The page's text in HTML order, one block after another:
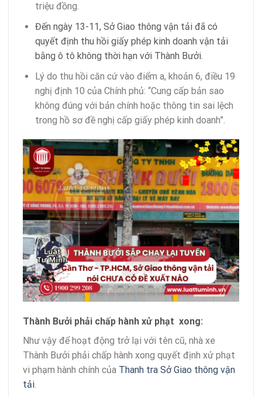
triệu đồng.
Đến ngày 13-11, Sở Giao thông vận tải đã có
quyết định thu hồi giấy phép kinh doanh vận tải
bằng ô tô không thời hạn với Thành Bưởi.
Lý do thu hồi căn cứ vào điểm a, khoản 6, điều 19
nghị định 10 của Chính phủ: “Cung cấp bản sao
không đúng với bản chính hoặc thông tin sai lệch
trong hồ sơ đề nghị cấp giấy phép kinh doanh”.
Thành Bưởi phải chấp hành xử phạt xong:
Như vậy để hoạt động trở lại với tên cũ, nhà xe
Thành Bưởi phải chấp hành xong quyết định xử phạt
vi phạm hành chính của Thanh tra Sở Giao thông vận
tải